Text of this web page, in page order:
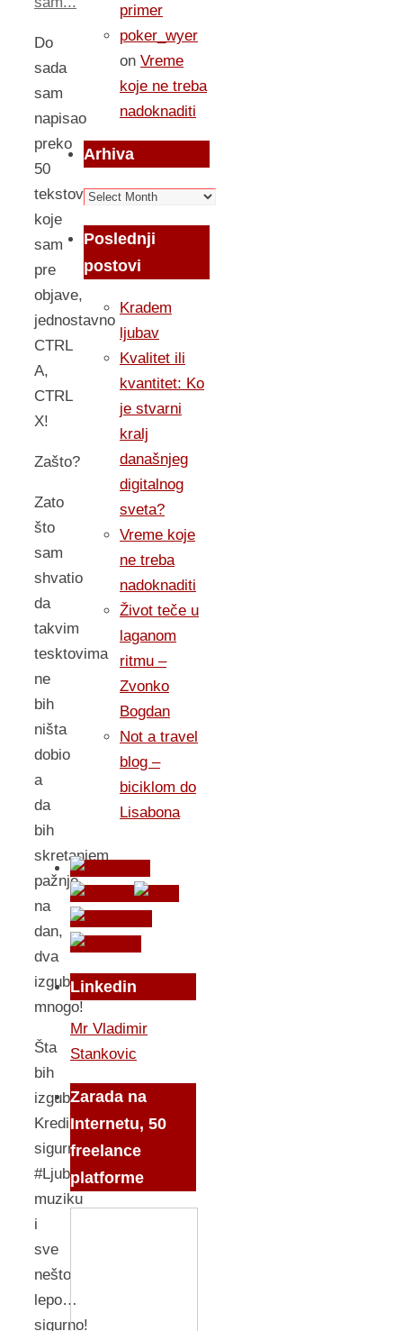
Do
sada
sam
napisao
preko
50
tekstova
koje
sam
pre
objave,
jednostavno
CTRL
A,
CTRL
X!
Zašto?
Zato
što
sam
shvatio
da
takvim
tesktovima
ne
bih
ništa
dobio
a
da
bih
skretanjem
pažnje
na
dan,
dva
izgubio
mnogo!
Šta
bih
izgubio?
Kredibilitet
sigurno.
#Ljubav,
muziku
i
sve
nešto
lepo…
sigurno!
primer
poker_wyer
on Vreme
koje ne treba
nadoknaditi
Arhiva
Arhiva
Poslednji
postovi
Kradem
ljubav
Kvalitet ili
kvantitet: Ko
je stvarni
kralj
današnjeg
digitalnog
sveta?
Vreme koje
ne treba
nadoknaditi
Život teče u
laganom
ritmu –
Zvonko
Bogdan
Not a travel
blog –
biciklom do
Lisabona
Linkedin
Mr Vladimir
Stankovic
Zarada na
Internetu, 50
freelance
platforme